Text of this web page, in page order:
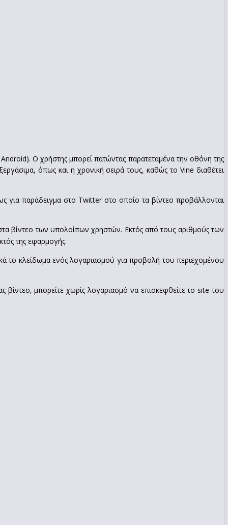
Ο χρήστης μπορεί πατώντας παρατεταμένα την οθόνη της
όπως και η χρονική σειρά τους, καθώς το Vine διαθέτει
παράδειγμα στο Twitter στο οποίο τα βίντεο προβάλλονται
βίντεο των υπολοίπων χρηστών. Εκτός από τους αριθμούς των
της εφαρμογής.
το κλείδωμα ενός λογαριασμού για προβολή του περιεχομένου
μπορείτε χωρίς λογαριασμό να επισκεφθείτε το site του